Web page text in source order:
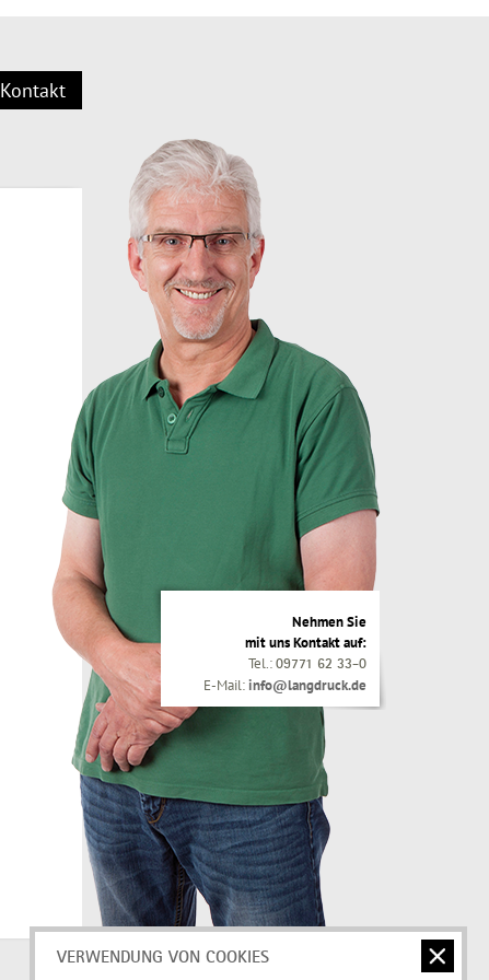
Kontakt
Nehmen Sie
mit uns Kontakt auf:
Tel.: 09771 62 33-0
E-Mail:info@langdruck.de
VERWENDUNG VON COOKIES